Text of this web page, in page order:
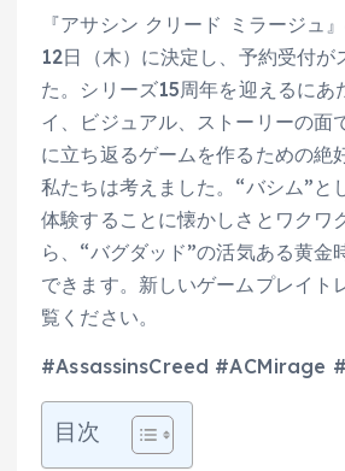
『アサシン クリード ミラージュ
12日（木）に決定し、予約受付が
た。シリーズ15周年を迎えるにあ
イ、ビジュアル、ストーリーの面
に立ち返るゲームを作るための絶
私たちは考えました。“バシム”と
体験することに懐かしさとワクワ
ら、“バグダッド”の活気ある黄金
できます。新しいゲームプレイト
覧ください。
#AssassinsCreed #ACMirage
目次